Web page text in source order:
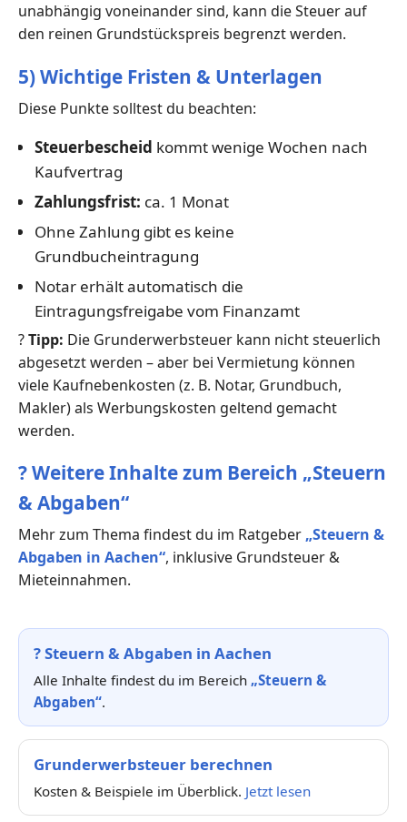
unabhängig voneinander sind, kann die Steuer auf
den reinen Grundstückspreis begrenzt werden.
5) Wichtige Fristen & Unterlagen
Diese Punkte solltest du beachten:
Steuerbescheid kommt wenige Wochen nach
Kaufvertrag
Zahlungsfrist: ca. 1 Monat
Ohne Zahlung gibt es keine
Grundbucheintragung
Notar erhält automatisch die
Eintragungsfreigabe vom Finanzamt
?Tipp: Die Grunderwerbsteuer kann nicht steuerlich
abgesetzt werden – aber bei Vermietung können
viele Kaufnebenkosten (z. B. Notar, Grundbuch,
Makler) als Werbungskosten geltend gemacht
werden.
?Weitere Inhalte zum Bereich „Steuern
& Abgaben“
Mehr zum Thema findest du im Ratgeber „Steuern &
Abgaben in Aachen“, inklusive Grundsteuer &
Mieteinnahmen.
?Steuern & Abgaben in Aachen
Alle Inhalte findest du im Bereich „Steuern &
Abgaben“.
Grunderwerbsteuer berechnen
Kosten & Beispiele im Überblick. Jetzt lesen